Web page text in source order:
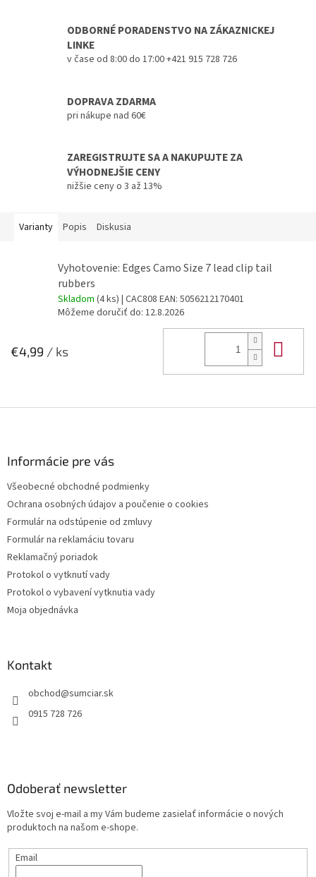
ODBORNÉ PORADENSTVO NA ZÁKAZNICKEJ
LINKE
v čase od 8:00 do 17:00 +421 915 728 726
DOPRAVA ZDARMA
pri nákupe nad 60€
ZAREGISTRUJTE SA A NAKUPUJTE ZA
VÝHODNEJŠIE CENY
nižšie ceny o 3 až 13%
Varianty Popis Diskusia
Vyhotovenie: Edges Camo Size 7 lead clip tail
rubbers
Skladom (4 ks) | CAC808 EAN: 5056212170401
Môžeme doručiť do: 12.8.2026
€4,99 / ks
Informácie pre vás
Všeobecné obchodné podmienky
Ochrana osobných údajov a poučenie o cookies
Formulár na odstúpenie od zmluvy
Formulár na reklamáciu tovaru
Reklamačný poriadok
Protokol o vytknutí vady
Protokol o vybavení vytknutia vady
Moja objednávka
Kontakt
obchod@sumciar.sk
0915 728 726
Odoberať newsletter
Vložte svoj e-mail a my Vám budeme zasielať informácie o nových
produktoch na našom e-shope.
Email